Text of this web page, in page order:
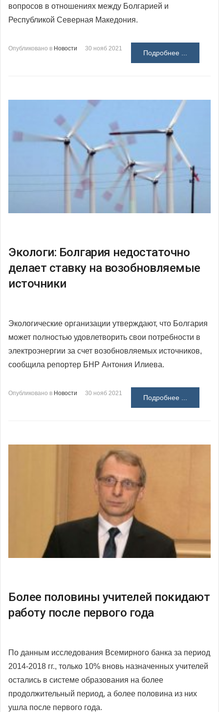
вопросов в отношениях между Болгарией и
Республикой Северная Македония.
Опубликовано в Новости 30 нояб 2021
Подробнее ...
Экологи: Болгария недостаточно
делает ставку на возобновляемые
источники
Экологические организации утверждают, что Болгария
может полностью удовлетворить свои потребности в
электроэнергии за счет возобновляемых источников,
сообщила репортер БНР Антония Илиева.
Опубликовано в Новости 30 нояб 2021
Подробнее ...
Более половины учителей покидают
работу после первого года
По данным исследования Всемирного банка за период
2014-2018 гг., только 10% вновь назначенных учителей
остались в системе образования на более
продолжительный период, а более половина из них
ушла после первого года.